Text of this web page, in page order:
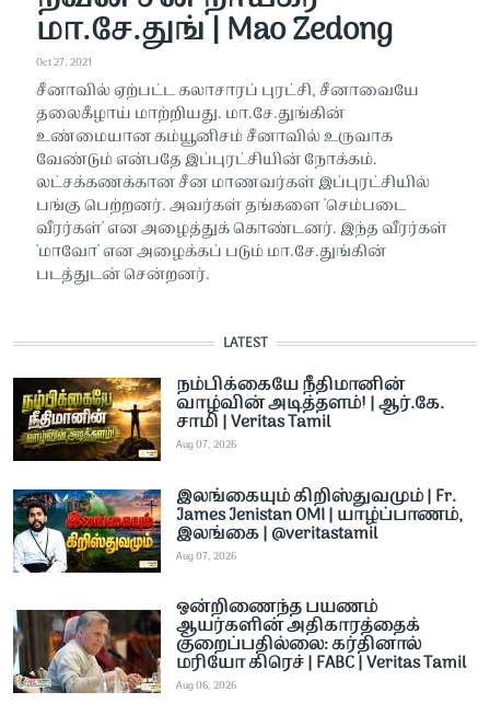
மா.சே.துங் | Mao Zedong
Oct 27, 2021
சீனாவில் ஏற்பட்ட கலாசாரப் புரட்சி, சீனாவையே
தலைகீழாய் மாற்றியது. மா.சே.துங்கின்
உண்மையான கம்யூனிசம் சீனாவில் உருவாக
வேண்டும் என்பதே இப்புரட்சியின் நோக்கம்.
லட்சக்கணக்கான சீன மாணவர்கள் இப்புரட்சியில்
பங்கு பெற்றனர். அவர்கள் தங்களை 'செம்படை
வீரர்கள்' என அழைத்துக் கொண்டனர். இந்த வீரர்கள்
'மாவோ' என அழைக்கப் படும் மா.சே.துங்கின்
படத்துடன் சென்றனர்.
LATEST
நம்பிக்கையே நீதிமானின்
வாழ்வின் அடித்தளம்! | ஆர்.கே.
சாமி | Veritas Tamil
Aug 07, 2026
இலங்கையும் கிறிஸ்துவமும் | Fr.
James Jenistan OMI | யாழ்ப்பாணம்,
இலங்கை | @veritastamil ​
Aug 07, 2026
ஒன்றிணைந்த பயணம்
ஆயர்களின் அதிகாரத்தைக்
குறைப்பதில்லை: கர்தினால்
மரியோ கிரெச் | FABC | Veritas Tamil
Aug 06, 2026